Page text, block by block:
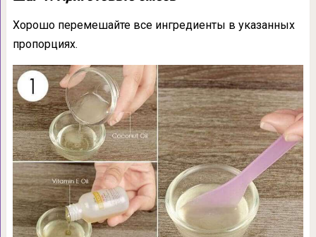
Хорошо перемешайте все ингредиенты в указанных
пропорциях.